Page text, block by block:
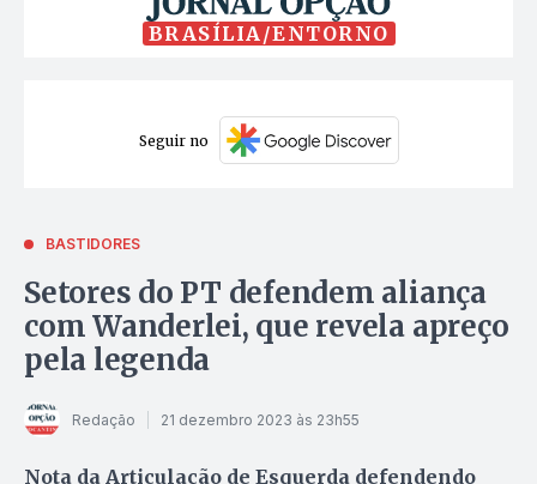
BRASÍLIA/ENTORNO
Seguir no
BASTIDORES
Setores do PT defendem aliança
com Wanderlei, que revela apreço
pela legenda
Redação 21 dezembro 2023 às 23h55
Nota da Articulação de Esquerda defendendo